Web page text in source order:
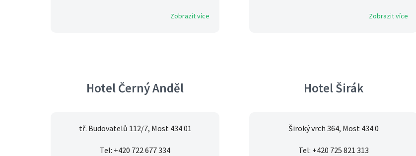
Zobrazit více Zobrazit více
Hotel Černý Anděl
tř. Budovatelů 112/7, Most 434 01
Tel: +420 722 677 334
Hotel Širák
Široký vrch 364, Most 434 0
Tel: +420 725 821 313